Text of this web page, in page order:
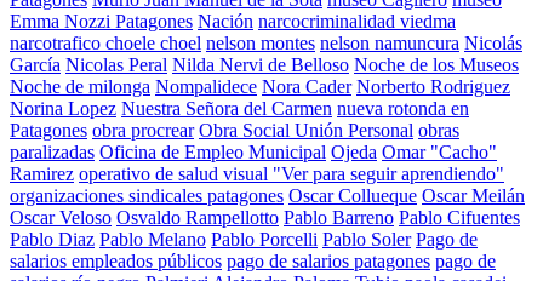
Emma Nozzi Patagones Nación narcocriminalidad viedma
narcotrafico choele choel nelson montes nelson namuncura Nicolás
García Nicolas Peral Nilda Nervi de Belloso Noche de los Museos
Noche de milonga Nompalidece Nora Cader Norberto Rodriguez
Norina Lopez Nuestra Señora del Carmen nueva rotonda en
Patagones obra procrear Obra Social Unión Personal obras
paralizadas Oficina de Empleo Municipal Ojeda Omar "Cacho"
Ramirez operativo de salud visual "Ver para seguir aprendiendo"
organizaciones sindicales patagones Oscar Collueque Oscar Meilán
Oscar Veloso Osvaldo Rampellotto Pablo Barreno Pablo Cifuentes
Pablo Diaz Pablo Melano Pablo Porcelli Pablo Soler Pago de
salarios empleados públicos pago de salarios patagones pago de